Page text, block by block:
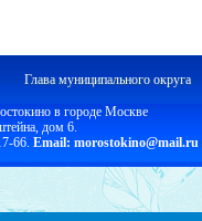
Глава муниципального округа
в городе Москве
дом 6.
66. Email: morostokino@mail.ru